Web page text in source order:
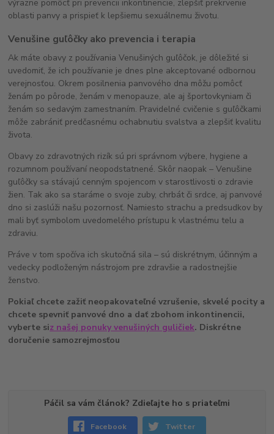
výrazne pomôcť pri prevencii inkontinencie, zlepšiť prekrvenie
oblasti panvy a prispieť k lepšiemu sexuálnemu životu.
Venušine guľôčky ako prevencia i terapia
Ak máte obavy z používania Venušiných guľôčok, je dôležité si
uvedomiť, že ich používanie je dnes plne akceptované odbornou
verejnosťou. Okrem posilnenia panvového dna môžu pomôcť
ženám po pôrode, ženám v menopauze, ale aj športovkyniam či
ženám so sedavým zamestnaním. Pravidelné cvičenie s guľôčkami
môže zabrániť predčasnému ochabnutiu svalstva a zlepšiť kvalitu
života.
Obavy zo zdravotných rizík sú pri správnom výbere, hygiene a
rozumnom používaní neopodstatnené. Skôr naopak – Venušine
guľôčky sa stávajú cenným spojencom v starostlivosti o zdravie
žien. Tak ako sa staráme o svoje zuby, chrbát či srdce, aj panvové
dno si zaslúži našu pozornosť. Namiesto strachu a predsudkov by
mali byť symbolom uvedomelého prístupu k vlastnému telu a
zdraviu.
Práve v tom spočíva ich skutočná sila – sú diskrétnym, účinným a
vedecky podloženým nástrojom pre zdravšie a radostnejšie
ženstvo.
Pokiaľ chcete zažiť neopakovateľné vzrušenie, skvelé pocity a
chcete spevniť panvové dno a dať zbohom inkontinencii,
vyberte siz našej ponuky venušiných guličiek. Diskrétne
doručenie samozrejmosťou
Páčil sa vám článok? Zdieľajte ho s priateľmi
Facebook Twitter